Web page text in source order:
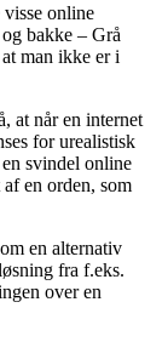
online
bakke – Grå
man ikke er i
at når en internet
for urealistisk
svindel online
en orden, som
en alternativ
fra f.eks.
over en